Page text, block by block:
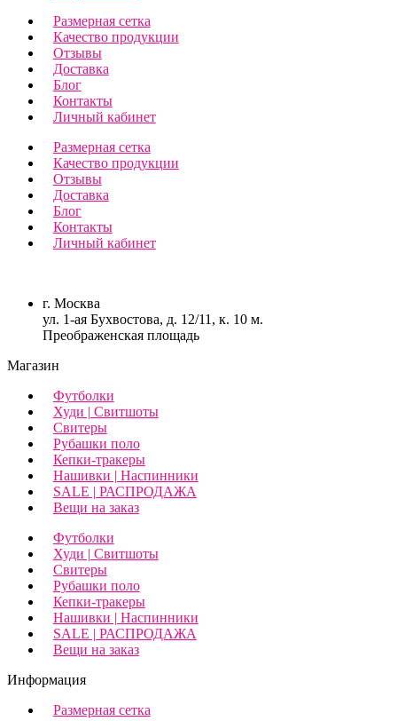
Размерная сетка
Качество продукции
Отзывы
Доставка
Блог
Контакты
Личный кабинет
Размерная сетка
Качество продукции
Отзывы
Доставка
Блог
Контакты
Личный кабинет
г. Москва
ул. 1-ая Бухвостова, д. 12/11, к. 10 м.
Преображенская площадь
Магазин
Футболки
Худи | Свитшоты
Свитеры
Рубашки поло
Кепки-тракеры
Нашивки | Наспинники
SALE | РАСПРОДАЖА
Вещи на заказ
Футболки
Худи | Свитшоты
Свитеры
Рубашки поло
Кепки-тракеры
Нашивки | Наспинники
SALE | РАСПРОДАЖА
Вещи на заказ
Информация
Размерная сетка